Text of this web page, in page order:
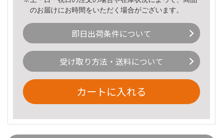
のお届けにお時間をいただく場合がございます。
即日出荷条件について
受け取り方法・送料について
カートに入れる